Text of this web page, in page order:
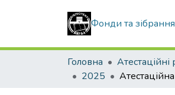
Фонди та зібрання
Головна
2025